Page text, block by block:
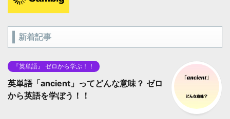
新着記事
『英単語』 ゼロから学ぶ！！
英単語「ancient」ってどんな意味？ ゼロ
から英語を学ぼう！！